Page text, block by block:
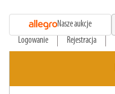
Nasze aukcje
Logowanie Rejestracja